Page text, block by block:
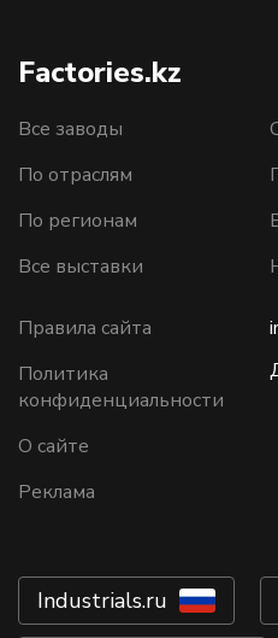
Factories.kz
Все заводы
По отраслям
По регионам
Все выставки
Правила сайта
Политика
конфиденциальности
О сайте
Реклама
Industrials.ru